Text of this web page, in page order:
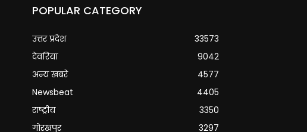
POPULAR CATEGORY
उत्तर प्रदेश
33573
देवरिया
9042
अन्य खबरे
4577
Newsbeat
4405
राष्ट्रीय
3350
गोरखपुर
3297